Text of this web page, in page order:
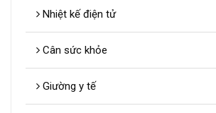
Nhiệt kế điện tử
Cân sức khỏe
Giường y tế